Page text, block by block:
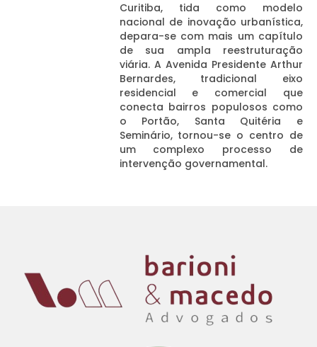
Curitiba, tida como modelo
nacional de inovação urbanística,
depara-se com mais um capítulo
de sua ampla reestruturação
viária. A Avenida Presidente Arthur
Bernardes, tradicional eixo
residencial e comercial que
conecta bairros populosos como
o Portão, Santa Quitéria e
Seminário, tornou-se o centro de
um complexo processo de
intervenção governamental.